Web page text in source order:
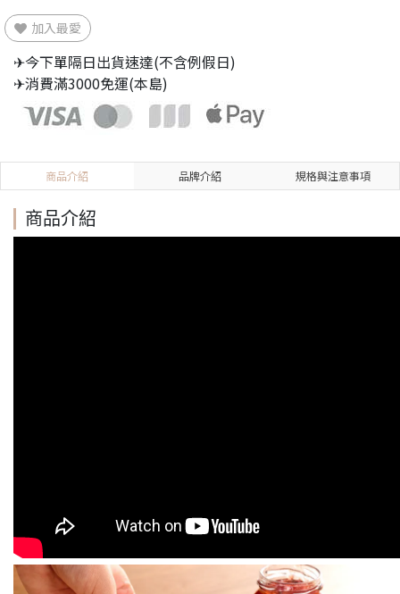
加入最愛
✈今下單隔日出貨速達(不含例假日)
✈消費滿3000免運(本島)
商品介紹 品牌介紹 規格與注意事項
商品介紹